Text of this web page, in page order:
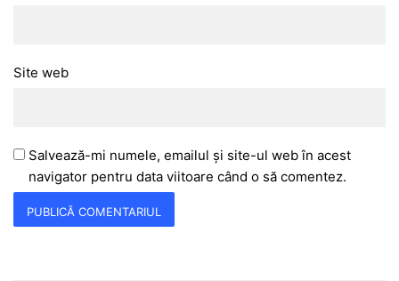
Site web
Salvează-mi numele, emailul și site-ul web în acest
navigator pentru data viitoare când o să comentez.